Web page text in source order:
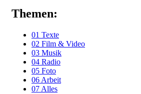
Themen:
01 Texte
02 Film & Video
03 Musik
04 Radio
05 Foto
06 Arbeit
07 Alles